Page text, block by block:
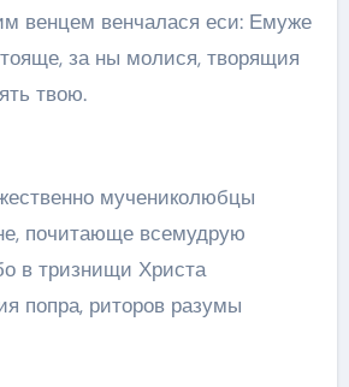
венцем венчалася еси: Емуже
за ны молися, творящия
твою.
мучениколюбцы
почитающе всемудрую
в тризнищи Христа
попра, риторов разумы